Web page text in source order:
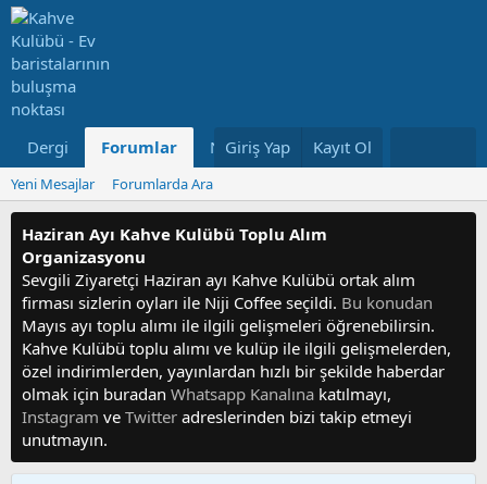
Dergi Forumlar Neler Yeni Kullanıcılar
Giriş Yap Kayıt Ol
Yeni Mesajlar Forumlarda Ara
Haziran Ayı Kahve Kulübü Toplu Alım
Organizasyonu
Sevgili Ziyaretçi Haziran ayı Kahve Kulübü ortak alım
firması sizlerin oyları ile Niji Coffee seçildi. Bu konudan
Mayıs ayı toplu alımı ile ilgili gelişmeleri öğrenebilirsin.
Kahve Kulübü toplu alımı ve kulüp ile ilgili gelişmelerden,
özel indirimlerden, yayınlardan hızlı bir şekilde haberdar
olmak için buradan Whatsapp Kanalına katılmayı,
Instagram ve Twitter adreslerinden bizi takip etmeyi
unutmayın.